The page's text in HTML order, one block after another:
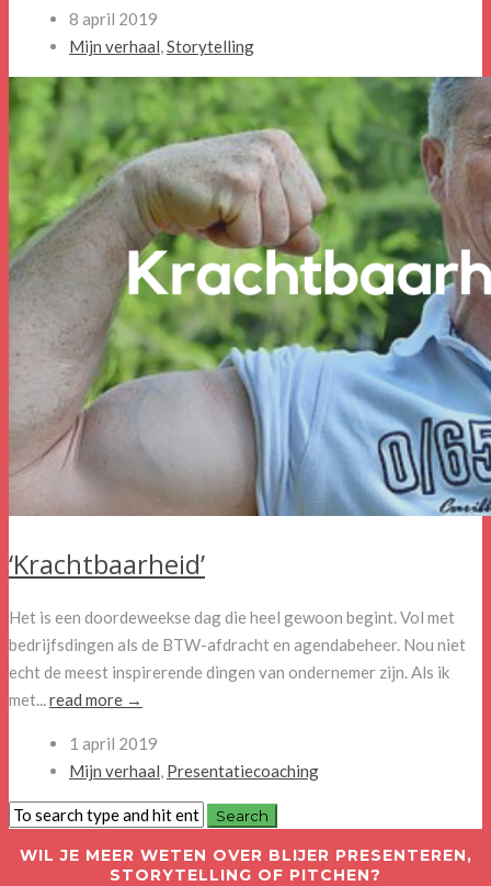
8 april 2019
Mijn verhaal,Storytelling
‘Krachtbaarheid’
Het is een doordeweekse dag die heel gewoon begint. Vol met
bedrijfsdingen als de BTW-afdracht en agendabeheer. Nou niet
echt de meest inspirerende dingen van ondernemer zijn. Als ik
met...read more →
1 april 2019
Mijn verhaal, Presentatiecoaching
WIL JE MEER WETEN OVER BLIJER PRESENTEREN,
STORYTELLING OF PITCHEN?